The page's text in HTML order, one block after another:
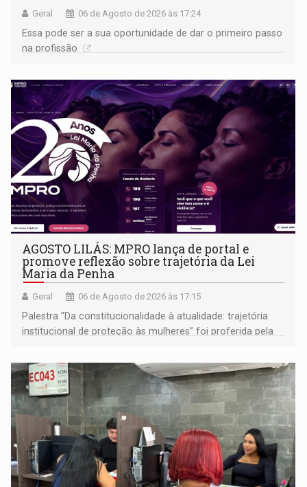
Geral 06 de Agosto de 2026 às 17:24
Essa pode ser a sua oportunidade de dar o primeiro passo
na profissão
AGOSTO LILÁS: MPRO lança de portal e
promove reflexão sobre trajetória da Lei
Maria da Penha
Geral 06 de Agosto de 2026 às 17:15
Palestra "Da constitucionalidade à atualidade: trajetória
institucional de proteção às mulheres” foi proferida pela
Goiás